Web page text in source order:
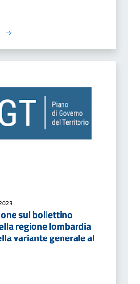
sul bollettino
regione lombardia
variante generale al